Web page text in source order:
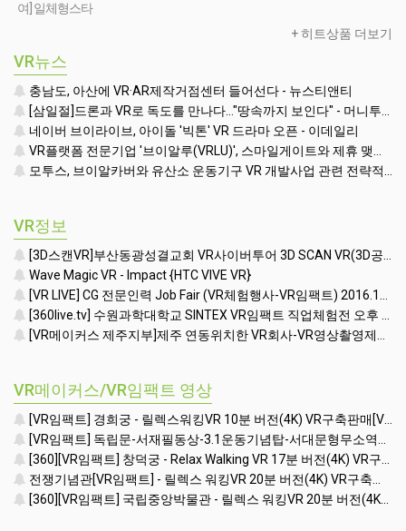
여] 일체형스타
32인치형)
+ 히트상품 더보기
VR뉴스
충남도, 아산에 VR·AR제작거점센터 들어선다 - 뉴스티앤티
[삼일절]드론과 VR로 독도를 만나다…"땅속까지 보인다" - 머니투데이
네이버 브이라이브, 아이돌 '빅톤' VR 드라마 오픈 - 이데일리
VR플랫폼 전문기업 '브이알루(VRLU)', 스마일게이트와 제휴 맺고 '꿀잼' VR게임 쏟아낸다 - 인사이트
모투스, 브이알카버와 유산소 운동기구 VR 개발사업 관련 전략적 제휴 맺어 - 매일경제 - 매일경제
VR정보
[3D스캔VR]부산동광성결교회 VR사이버투어 3D SCAN VR(3D공간스캐닝) (VR임팩트 010-3086-1971)
Wave Magic VR - Impact {HTC VIVE VR}
[VR LIVE] CG 전문인력 Job Fair (VR체험행사-VR임팩트) 2016.12.27 코엑스 3층 E홀
[360live.tv] 수원과학대학교 SINTEX VR임팩트 직업체험전 오후 [360Live Streaming]
[VR메이커스 제주지부]제주 연동위치한 VR회사-VR영상촬영제작/VR렌탈대여임대행사/VR구축판매/3DSCANVR
VR메이커스/VR임팩트 영상
[VR임팩트] 경희궁 - 릴렉스워킹VR 10분 버전(4K) VR구축판매[VR영상촬영제작]- VR구축{VR일체형세트 + VR콘텐츠포함 + 워킹시뮬레이터}
[VR임팩트] 독립문-서재필동상-3.1운동기념탑-서대문형무소역사관앞 - Relax Walking VR 17분[VR영상촬영제작]
[360][VR임팩트] 창덕궁 - Relax Walking VR 17분 버전(4K) VR구축판매[VR영상촬영제작]
전쟁기념관[VR임팩트] - 릴렉스 워킹VR 20분 버전(4K) VR구축판매[VR영상촬영제작]
[360][VR임팩트] 국립중앙박물관 - 릴렉스 워킹VR 20분 버전(4K) VR구축판매[VR영상촬영제작]